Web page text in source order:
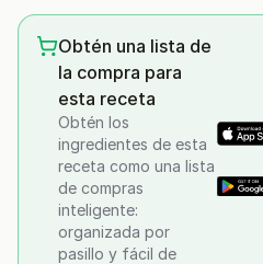
Obtén una lista de
la compra para
esta receta
Obtén los
ingredientes de esta
receta como una lista
de compras
inteligente:
organizada por
pasillo y fácil de